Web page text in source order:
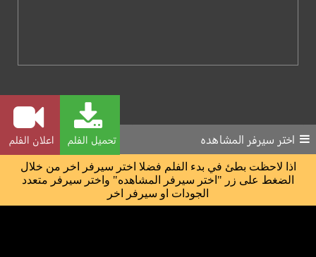
تحميل الفلم اعلان الفلم اختر سيرفر المشاهده
اذا لاحظت بطئ في بدء الفلم فضلا اختر سيرفر اخر من خلال
الضغط على زر "اختر سيرفر المشاهده" واختر سيرفر متعدد
الجودات او سيرفر اخر